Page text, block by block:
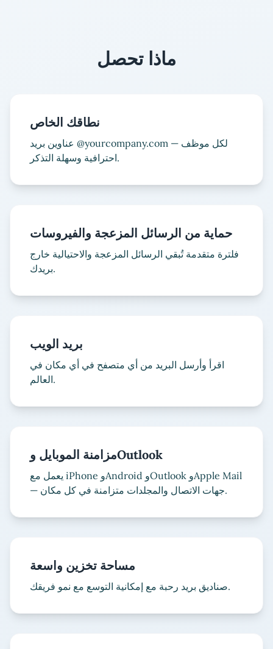
ماذا تحصل
نطاقك الخاص
عناوين بريد @yourcompany.com لكل موظف —
احترافية وسهلة التذكر.
حماية من الرسائل المزعجة والفيروسات
فلترة متقدمة تُبقي الرسائل المزعجة والاحتيالية خارج
بريدك.
بريد الويب
اقرأ وأرسل البريد من أي متصفح في أي مكان في
العالم.
مزامنة الموبايل وOutlook
يعمل مع iPhone وAndroid وOutlook وApple Mail
— جهات الاتصال والمجلدات متزامنة في كل مكان.
مساحة تخزين واسعة
صناديق بريد رحبة مع إمكانية التوسع مع نمو فريقك.